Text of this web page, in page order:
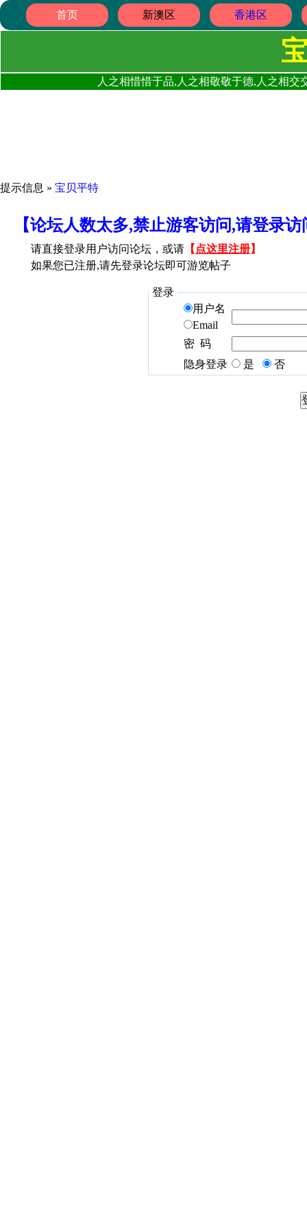
首页 新澳区 香港区
人之相惜惜于品,人之相敬敬于德,人之相
提示信息 » 宝贝平特
【论坛人数太多,禁止游客访问,请登录
请直接登录用户访问论坛，或请 【 点这里注册】
如果您已注册,请先登录论坛即可游览帖子
登录
用户名
Email
密 码
隐身登录
是 否